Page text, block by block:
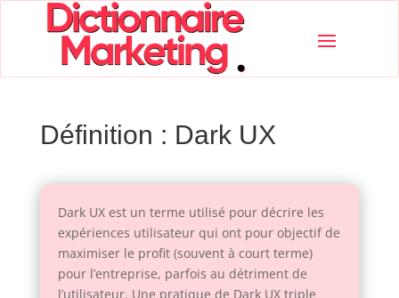
Définition : Dark UX
Dark UX est un terme utilisé pour décrire les
expériences utilisateur qui ont pour objectif de
maximiser le profit (souvent à court terme)
pour l’entreprise, parfois au détriment de
l’utilisateur. Une pratique de Dark UX triple